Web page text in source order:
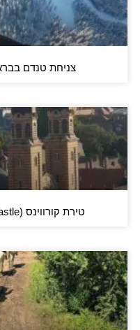
צניחת טנדם
טירת קורווינס (Corvin Castle) בטרנסילבניה